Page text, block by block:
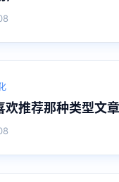
欢推荐那种类型文章